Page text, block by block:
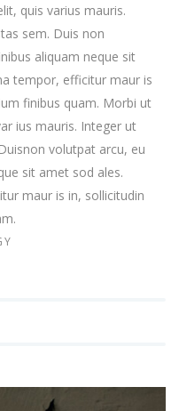
quis varius mauris.
sem. Duis non
aliquam neque sit
tempor, efficitur maur is
finibus quam. Morbi ut
ius mauris. Integer ut
volutpat arcu, eu
sit amet sod ales.
maur is in, sollicitudin